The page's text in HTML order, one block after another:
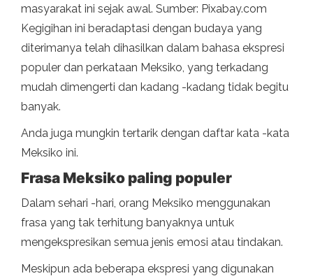
masyarakat ini sejak awal. Sumber: Pixabay.com
Kegigihan ini beradaptasi dengan budaya yang
diterimanya telah dihasilkan dalam bahasa ekspresi
populer dan perkataan Meksiko, yang terkadang
mudah dimengerti dan kadang -kadang tidak begitu
banyak.
Anda juga mungkin tertarik dengan daftar kata -kata
Meksiko ini.
Frasa Meksiko paling populer
Dalam sehari -hari, orang Meksiko menggunakan
frasa yang tak terhitung banyaknya untuk
mengekspresikan semua jenis emosi atau tindakan.
Meskipun ada beberapa ekspresi yang digunakan